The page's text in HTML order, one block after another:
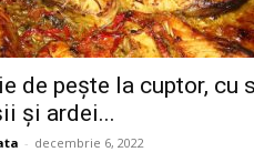
de peşte la cuptor, cu
şi ardei...
- decembrie 6, 2022